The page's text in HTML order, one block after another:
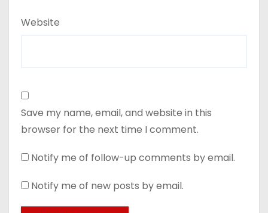
Website
Save my name, email, and website in this
browser for the next time I comment.
Notify me of follow-up comments by email.
Notify me of new posts by email.